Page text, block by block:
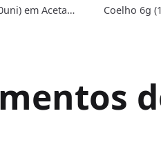
em Acetato
Coelho 6g